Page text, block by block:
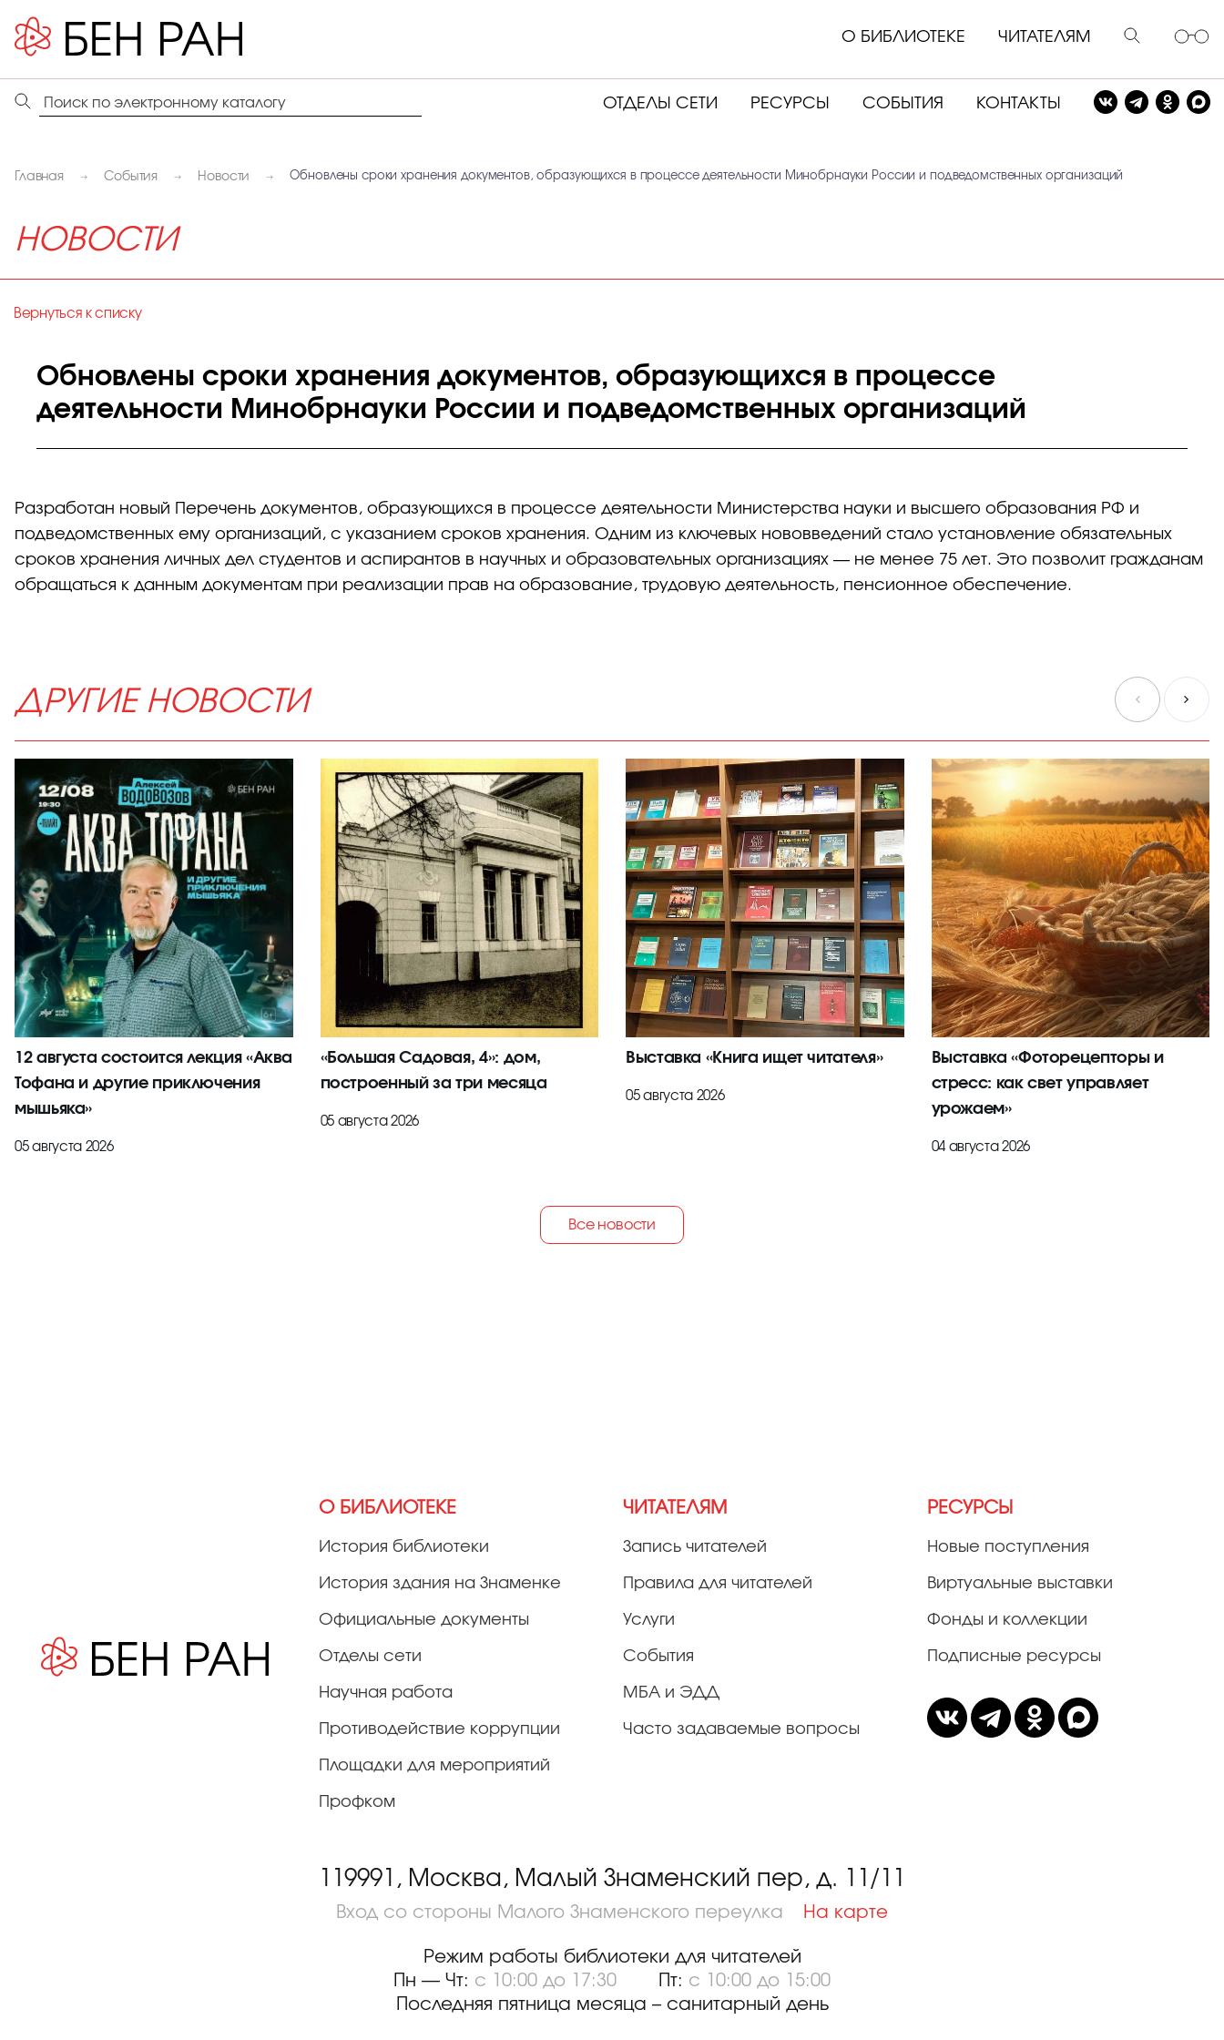
О БИБЛИОТЕКЕ ЧИТАТЕЛЯМ
ОТДЕЛЫ СЕТИ РЕСУРСЫ СОБЫТИЯ КОНТАКТЫ
Главная События Новости Обновлены сроки хранения документов, образующихся в процессе деятельности Минобрнауки России и подведомственных организаций
НОВОСТИ
Вернуться к списку
Обновлены сроки хранения документов, образующихся в процессе
деятельности Минобрнауки России и подведомственных организаций
Разработан новый Перечень документов, образующихся в процессе деятельности Министерства науки и высшего образования РФ и
подведомственных ему организаций, с указанием сроков хранения. Одним из ключевых нововведений стало установление обязательных
сроков хранения личных дел студентов и аспирантов в научных и образовательных организациях — не менее 75 лет. Это позволит гражданам
обращаться к данным документам при реализации прав на образование, трудовую деятельность, пенсионное обеспечение.
ДРУГИЕ НОВОСТИ
12 августа состоится лекция «Аква
Тофана и другие приключения
мышьяка»
05 августа 2026
«Большая Садовая, 4»: дом,
построенный за три месяца
05 августа 2026
Выставка «Книга ищет читателя»
05 августа 2026
Выставка «Фоторецепторы и
стресс: как свет управляет
урожаем»
04 августа 2026
Все новости
О БИБЛИОТЕКЕ
История библиотеки
История здания на Знаменке
Официальные документы
Отделы сети
Научная работа
Противодействие коррупции
Площадки для мероприятий
Профком
ЧИТАТЕЛЯМ
Запись читателей
Правила для читателей
Услуги
События
МБА и ЭДД
Часто задаваемые вопросы
РЕСУРСЫ
Новые поступления
Виртуальные выставки
Фонды и коллекции
Подписные ресурсы
119991, Москва, Малый Знаменский пер, д. 11/11
Вход со стороны Малого Знаменского переулка На карте
Режим работы библиотеки для читателей
Пн — Чт: с 10:00 до 17:30 Пт: с 10:00 до 15:00
Последняя пятница месяца – санитарный день